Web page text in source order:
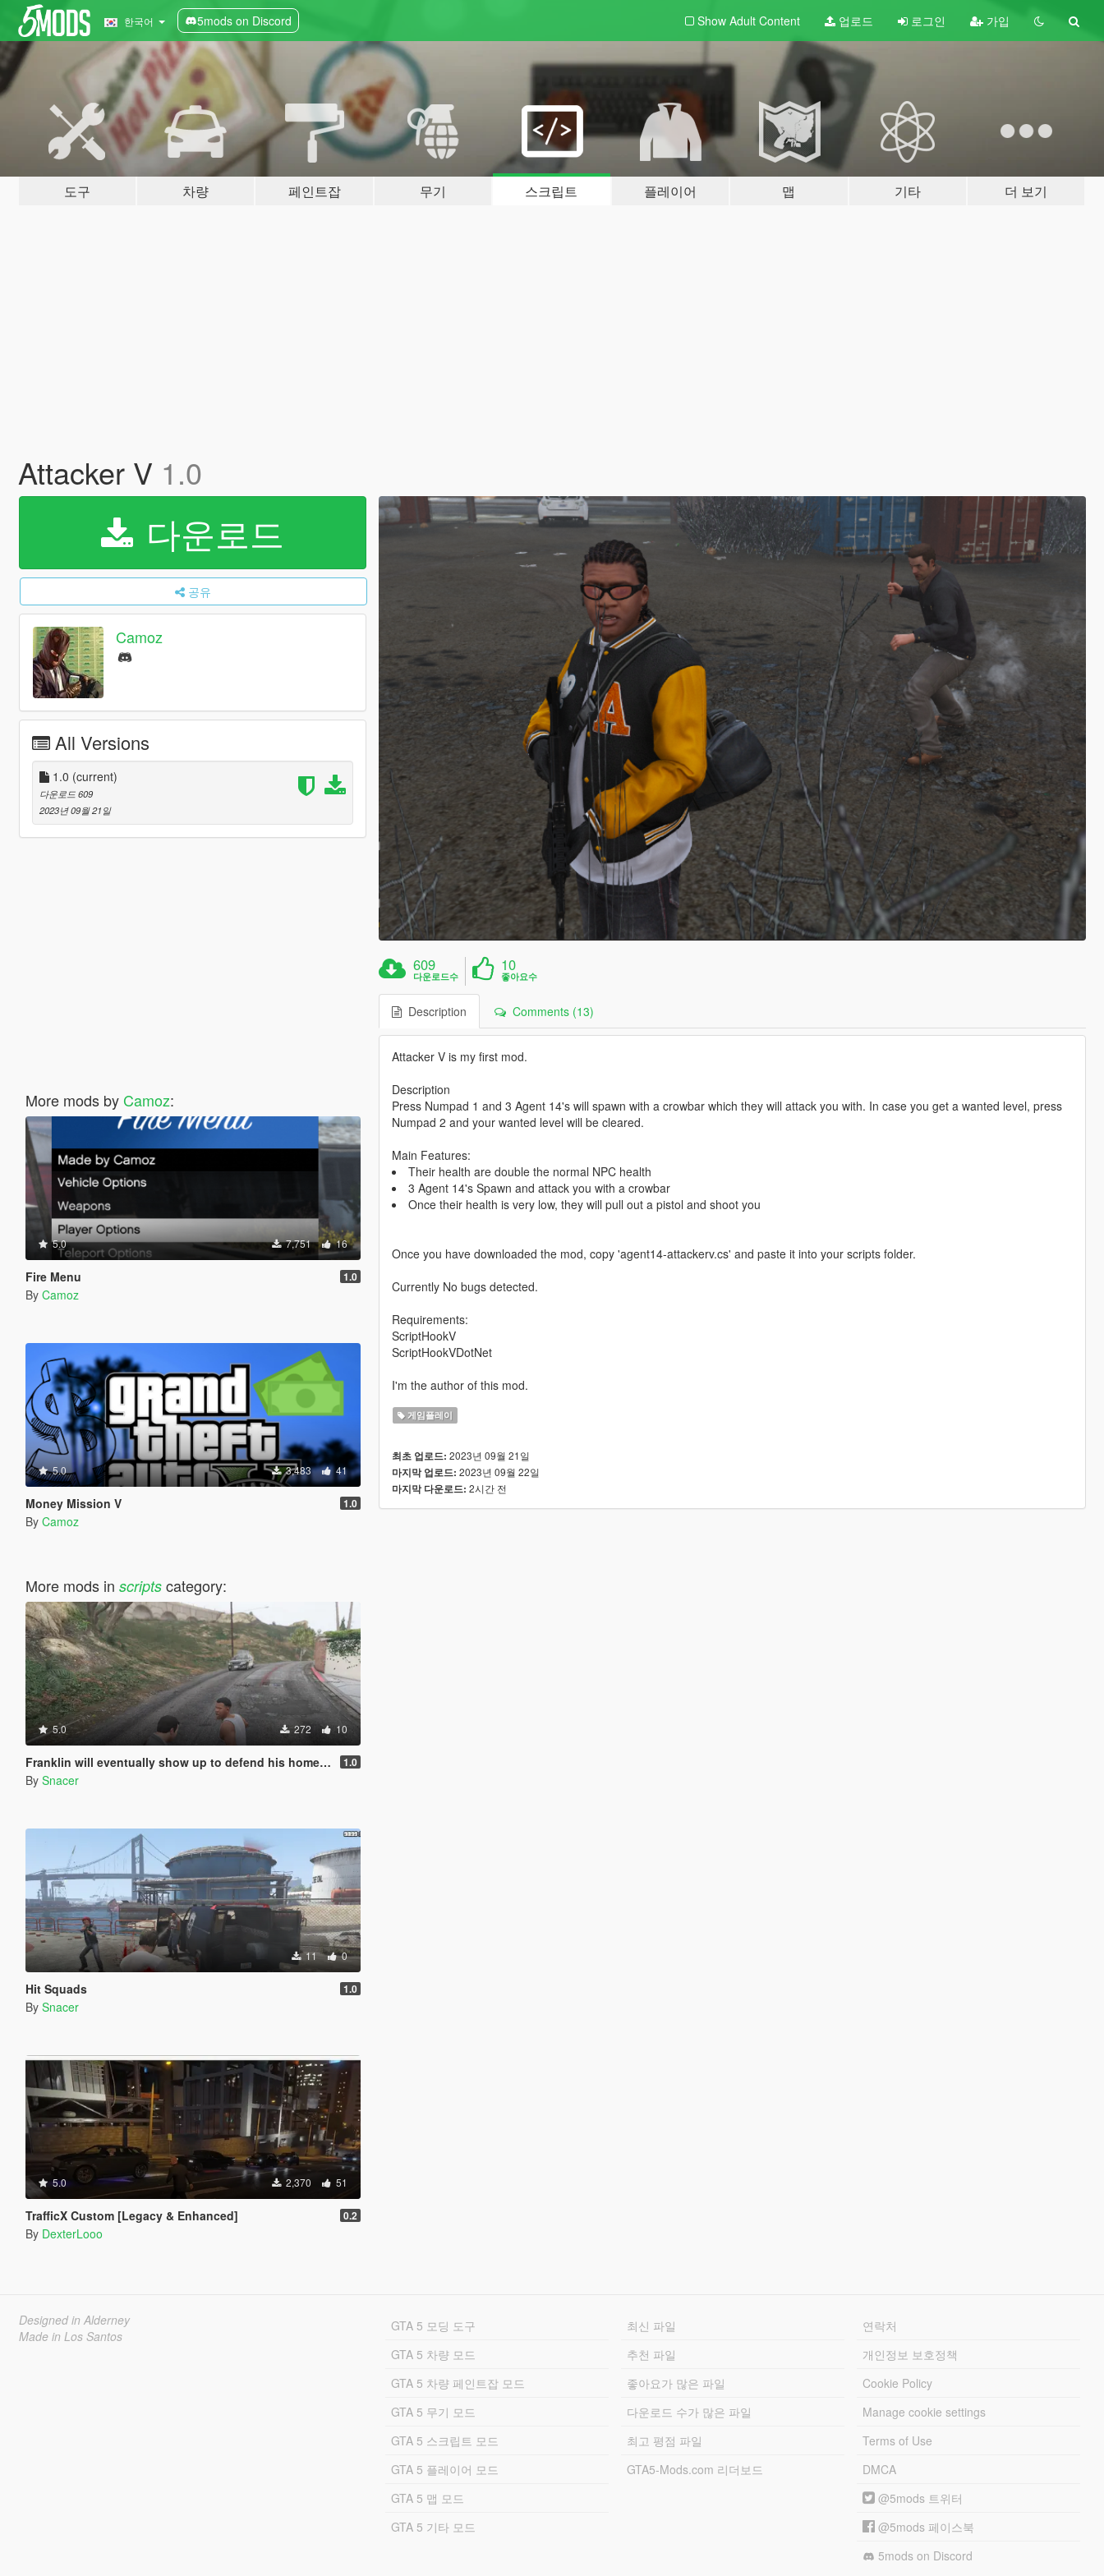
한국어 5mods on Discord Show Adult Content 업로드 로그인 가입
도구 차량 페인트잡 무기 스크립트 플레이어 맵 기타 더 보기
Attacker V 1.0
다운로드
공유
Camoz
All Versions
1.0 (current)
다운로드 609
2023년 09월 21일
More mods by Camoz:
5.0 7,751 16
Fire Menu 1.0
By Camoz
5.0 3,483 41
Money Mission V 1.0
By Camoz
More mods in scriptscategory:
5.0 272 10
Franklin will eventually show up to defend his home but it's a real mod 1.0
By Snacer
11 0
Hit Squads 1.0
By Snacer
5.0 2,370 51
TrafficX Custom [Legacy & Enhanced] 0.2
By DexterLooo
609
다운로드수
10
좋아요수
Description Comments (13)
Attacker V is my first mod.
Description
Press Numpad 1 and 3 Agent 14's will spawn with a crowbar which they will attack you with. In case you get a wanted level, press
Numpad 2 and your wanted level will be cleared.
Main Features:
Their health are double the normal NPC health
3 Agent 14's Spawn and attack you with a crowbar
Once their health is very low, they will pull out a pistol and shoot you
Once you have downloaded the mod, copy 'agent14-attackerv.cs' and paste it into your scripts folder.
Currently No bugs detected.
Requirements:
ScriptHookV
ScriptHookVDotNet
I'm the author of this mod.
게임플레이
최초 업로드: 2023년 09월 21일
마지막 업로드: 2023년 09월 22일
마지막 다운로드: 2시간 전
Designed in Alderney
Made in Los Santos
GTA 5 모딩 도구
GTA 5 차량 모드
GTA 5 차량 페인트잡 모드
GTA 5 무기 모드
GTA 5 스크립트 모드
GTA 5 플레이어 모드
GTA 5 맵 모드
GTA 5 기타 모드
최신 파일
추천 파일
좋아요가 많은 파일
다운로드 수가 많은 파일
최고 평점 파일
GTA5-Mods.com 리더보드
연락처
개인정보 보호정책
Cookie Policy
Manage cookie settings
Terms of Use
DMCA
@5mods 트위터
@5mods 페이스북
5mods on Discord